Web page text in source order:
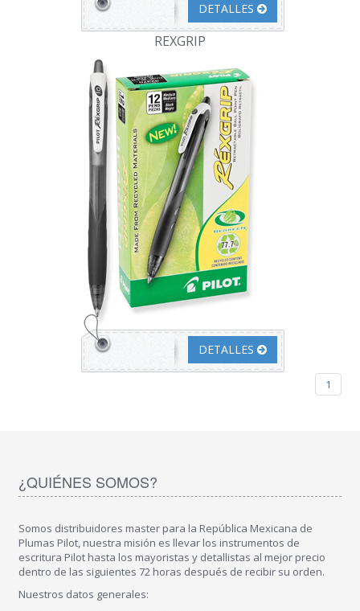
DETALLES
REXGRIP
DETALLES
1
¿QUIÉNES SOMOS?
Somos distribuidores master para la República Mexicana de
Plumas Pilot, nuestra misión es llevar los instrumentos de
escritura Pilot hasta los mayoristas y detallistas al mejor precio
dentro de las siguientes 72 horas después de recibir su orden.
Nuestros datos generales: